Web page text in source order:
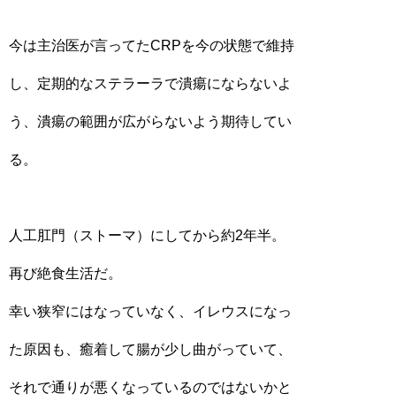
今は主治医が言ってたCRPを今の状態で維持
し、定期的なステラーラで潰瘍にならないよ
う、潰瘍の範囲が広がらないよう期待してい
る。
人工肛門（ストーマ）にしてから約2年半。
再び絶食生活だ。
幸い狭窄にはなっていなく、イレウスになっ
た原因も、癒着して腸が少し曲がっていて、
それで通りが悪くなっているのではないかと